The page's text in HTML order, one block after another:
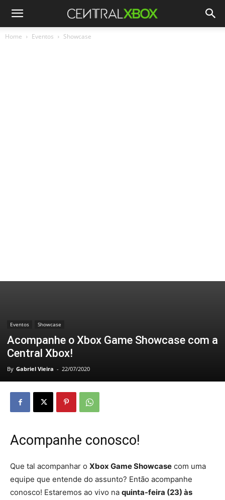
Home Eventos Showcase
Eventos Showcase
Acompanhe o Xbox Game Showcase com a
Central Xbox!
By Gabriel Vieira - 22/07/2020
Acompanhe conosco!
Que tal acompanhar o Xbox Game Showcase com uma
equipe que entende do assunto? Então acompanhe
conosco! Estaremos ao vivo na quinta-feira (23) às